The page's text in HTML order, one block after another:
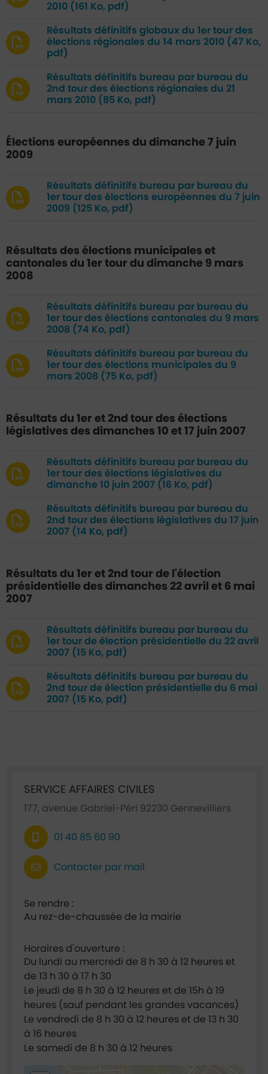
2010 (161 Ko, pdf)
Résultats définitifs globaux du 1er tour des
élections régionales du 14 mars 2010 (47 Ko,
pdf)
Résultats définitifs bureau par bureau du
2nd tour des élections régionales du 21
mars 2010 (85 Ko, pdf)
Élections européennes du dimanche 7 juin
2009
Résultats définitifs bureau par bureau du
1er tour des élections européennes du 7 juin
2009 (125 Ko, pdf)
Résultats des élections municipales et
cantonales du 1er tour du dimanche 9 mars
2008
Résultats définitifs bureau par bureau du
1er tour des élections cantonales du 9 mars
2008 (74 Ko, pdf)
Résultats définitifs bureau par bureau du
1er tour des élections municipales du 9
mars 2008 (75 Ko, pdf)
Résultats du 1er et 2nd tour des élections
législatives des dimanches 10 et 17 juin 2007
Résultats définitifs bureau par bureau du
1er tour des élections législatives du
dimanche 10 juin 2007 (16 Ko, pdf)
Résultats définitifs bureau par bureau du
2nd tour des élections législatives du 17 juin
2007 (14 Ko, pdf)
Résultats du 1er et 2nd tour de l'élection
présidentielle des dimanches 22 avril et 6 mai
2007
Résultats définitifs bureau par bureau du
1er tour de élection présidentielle du 22 avril
2007 (15 Ko, pdf)
Résultats définitifs bureau par bureau du
2nd tour de élection présidentielle du 6 mai
2007 (15 Ko, pdf)
SERVICE AFFAIRES CIVILES
177, avenue Gabriel-Péri 92230 Gennevilliers
01 40 85 60 90
Contacter par mail
Se rendre :
Au rez-de-chaussée de la mairie
Horaires d'ouverture :
Du lundi au mercredi de 8 h 30 à 12 heures et
de 13 h 30 à 17 h 30
Le jeudi de 8 h 30 à 12 heures et de 15h à 19
heures (sauf pendant les grandes vacances)
Le vendredi de 8 h 30 à 12 heures et de 13 h 30
à 16 heures
Le samedi de 8 h 30 à 12 heures
48.921696,2.295014